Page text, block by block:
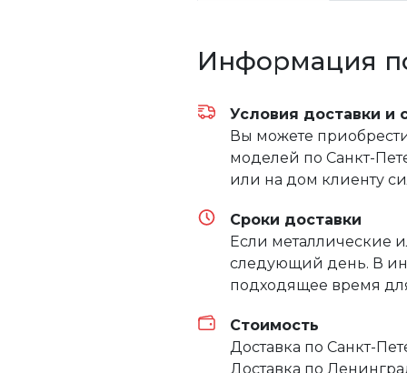
Информация
Условия доставки и
Вы можете
моделей по Санкт-
или на дом клиенту
Сроки доставки
Если металлические
следующий день. В
подходящее время
Стоимость
Доставка по Санкт-
Доставка по